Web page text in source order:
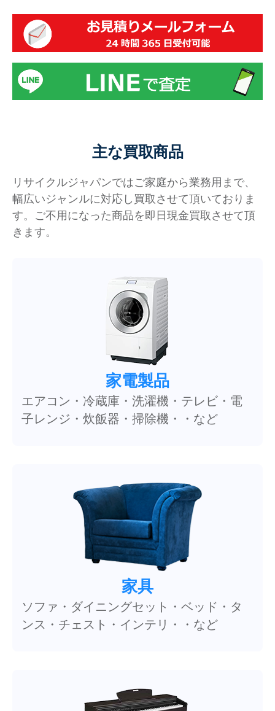
主な買取商品
リサイクルジャパンではご家庭から業務用まで、
幅広いジャンルに対応し買取させて頂いておりま
す。ご不用になった商品を即日現金買取させて頂
きます。
家電製品
エアコン・冷蔵庫・洗濯機・テレビ・電
子レンジ・炊飯器・掃除機・・など
家具
ソファ・ダイニングセット・ベッド・タ
ンス・チェスト・インテリ・・など